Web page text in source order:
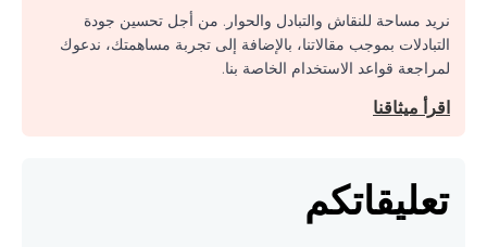
نريد مساحة للنقاش والتبادل والحوار. من أجل تحسين جودة
التبادلات بموجب مقالاتنا، بالإضافة إلى تجربة مساهمتك، ندعوك
لمراجعة قواعد الاستخدام الخاصة بنا.
اقرأ ميثاقنا
تعليقاتكم